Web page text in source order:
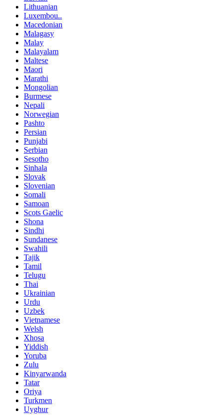
Lithuanian
Luxembou..
Macedonian
Malagasy
Malay
Malayalam
Maltese
Maori
Marathi
Mongolian
Burmese
Nepali
Norwegian
Pashto
Persian
Punjabi
Serbian
Sesotho
Sinhala
Slovak
Slovenian
Somali
Samoan
Scots Gaelic
Shona
Sindhi
Sundanese
Swahili
Tajik
Tamil
Telugu
Thai
Ukrainian
Urdu
Uzbek
Vietnamese
Welsh
Xhosa
Yiddish
Yoruba
Zulu
Kinyarwanda
Tatar
Oriya
Turkmen
Uyghur